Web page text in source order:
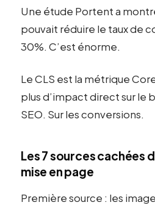
Une étude Portent a
pouvait réduire le taux de
30%. C’est énorme.
Le CLS est la métrique
plus d’impact direct sur le
SEO. Sur les conversions.
Les 7 sources cachées
mise en page
Première source : les